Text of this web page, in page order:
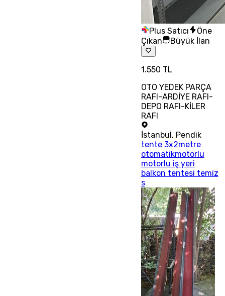
Plus Satıcı
Öne
Çıkan
Büyük İlan
1.550 TL
OTO YEDEK PARÇA
RAFI-ARDİYE RAFI-
DEPO RAFI-KİLER
RAFI
İstanbul, Pendik
tente 3x2metre
otomatikmotorlu
motorlu iş yeri
balkon tentesi temiz
s